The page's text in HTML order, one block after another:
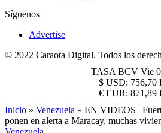
Síguenos
Advertise
© 2022 Caraota Digital. Todos los
TASA BCV Vie
$ USD: 756,70
€ EUR: 871,89
Inicio » Venezuela » EN VIDEOS |
ponen en alerta a Maracay, muchas